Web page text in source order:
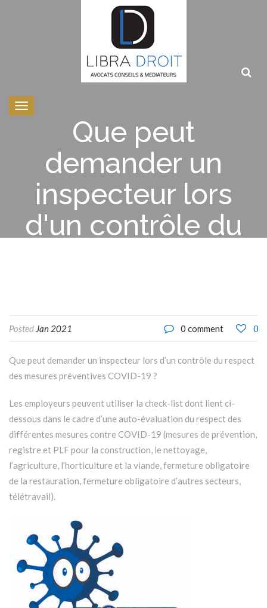
Toggle
Que peut
demander un
inspecteur lors
d'un contrôle du
préventives
COVID-19 ? -
Posted Jan 2021 0 comment 0
Que peut demander un inspecteur lors d’un contrôle du respect
des mesures préventives COVID-19 ?
Les employeurs peuvent utiliser la check-list dont lient ci-
dessous dans le cadre d’une auto-évaluation du respect des
différentes mesures contre COVID-19 (mesures de prévention,
registre et PLF pour la construction, le nettoyage,
l’agriculture, l’horticulture et la viande, fermeture obligatoire
de la restauration, fermeture obligatoire d’autres secteurs,
télétravail).